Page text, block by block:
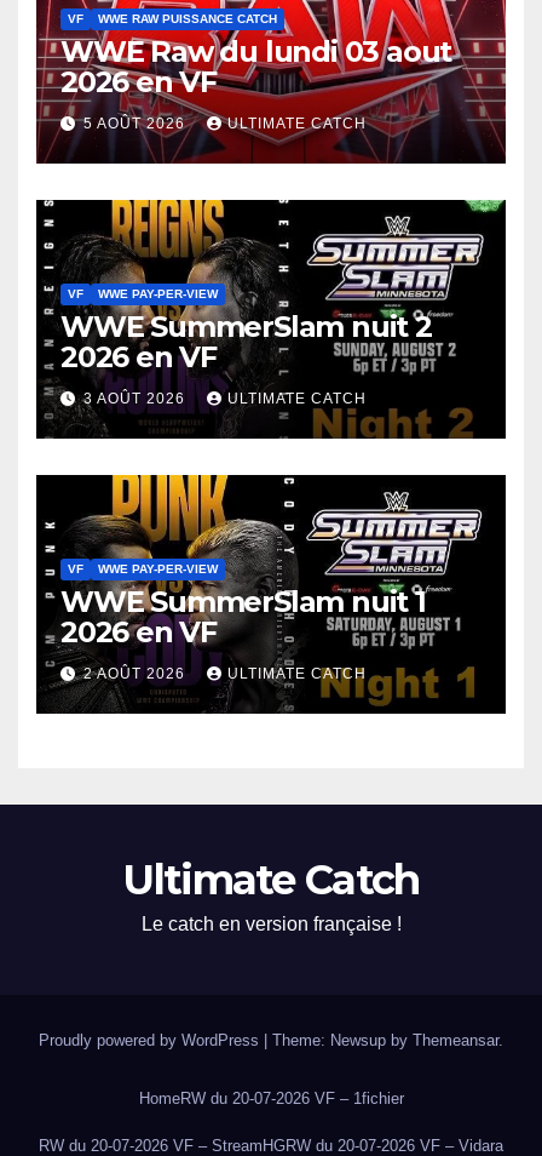
VF WWE RAW PUISSANCE CATCH
WWE Raw du lundi 03 aout
2026 en VF
5 AOÛT 2026 ULTIMATE CATCH
VF WWE PAY-PER-VIEW
WWE SummerSlam nuit 2
2026 en VF
3 AOÛT 2026 ULTIMATE CATCH
VF WWE PAY-PER-VIEW
WWE SummerSlam nuit 1
2026 en VF
2 AOÛT 2026 ULTIMATE CATCH
Ultimate Catch
Le catch en version française !
Proudly powered by WordPress Theme: Newsup by Themeansar.
HomeRW du 20-07-2026 VF – 1fichier
RW du 20-07-2026 VF – StreamHGRW du 20-07-2026 VF – Vidara